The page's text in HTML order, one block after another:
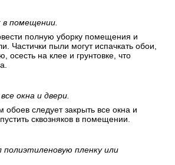
в помещении.
полную уборку помещения и
Частички пыли могут испачкать обои,
осесть на клее и грунтовке, что
окна и двери.
обоев следует закрыть все окна и
сквозняков в помещении.
пленку или